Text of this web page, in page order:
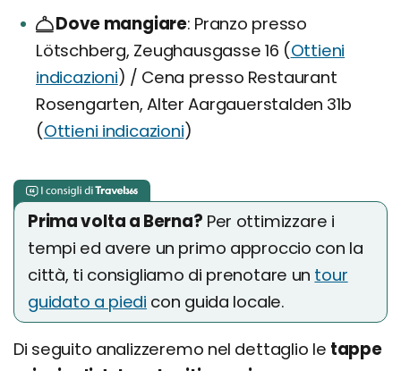
Dove mangiare Pranzo presso
Lötschberg, Zeughausgasse 16 (Ottieni
indicazioni) / Cena presso Restaurant
Rosengarten, Alter Aargauerstalden 31b
(Ottieni indicazioni)
Prima volta a Berna? Per ottimizzare i
tempi ed avere un primo approccio con la
città, ti consigliamo di prenotare un tour
guidato a piedi con guida locale.
Di seguito analizzeremo nel dettaglio le tappe